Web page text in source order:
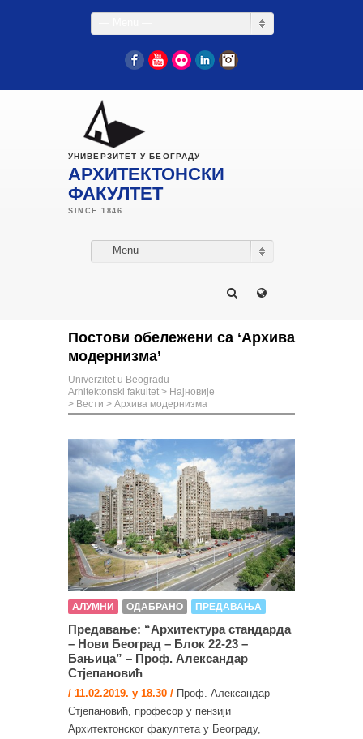
FacebookYouTube
Flickr LinkedIn
УНИВЕРЗИТЕТ У БЕОГРАДУ
АРХИТЕКТОНСКИ
ФАКУЛТЕТ
— Menu —
Постови обележени са ‘Архива
модернизма’
Univerzitet u Beogradu -
Arhitektonski fakultet > Најновије
> Вести > Архива модернизма
АЛУМНИ ОДАБРАНО ПРЕДАВАЊА
Предавање: “Архитектура стандарда
– Нови Београд – Блок 22-23 –
Бањица” – Проф. Александар
Стјепановић
/ 11.02.2019. у 18.30 / Проф. Александар
Стјепановић, професор у пензији
Архитектонског факултета у Београду,